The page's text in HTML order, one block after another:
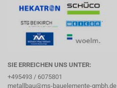
SIE ERREICHEN UNS UNTER:
+495493 / 6075801
metallbau@ms-bauelemente-gmbh.de